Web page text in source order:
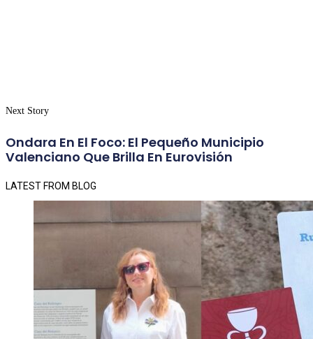
Next Story
Ondara En El Foco: El Pequeño Municipio
Valenciano Que Brilla En Eurovisión
LATEST FROM BLOG